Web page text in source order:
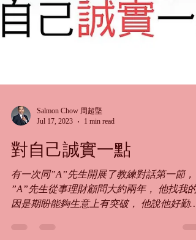
Salmon Chow 周超堅
Jul 17, 2023
1 min read
對自己誠實一點